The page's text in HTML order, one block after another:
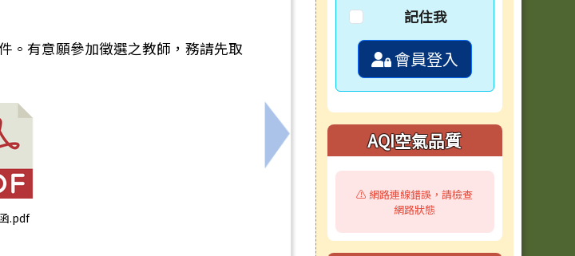
教育署115學年度徵聘商借教師辦理十二年國民基本教育課程綱要相關配套推動一案
。有意願參加徵選之教師，務請先取
.pdf
下一筆：轉知本市海洋議題輔導團辦理「食魚
記住我
會員登入
AQI空氣品質
⚠️ 網路連線錯誤，請檢查
網路狀態